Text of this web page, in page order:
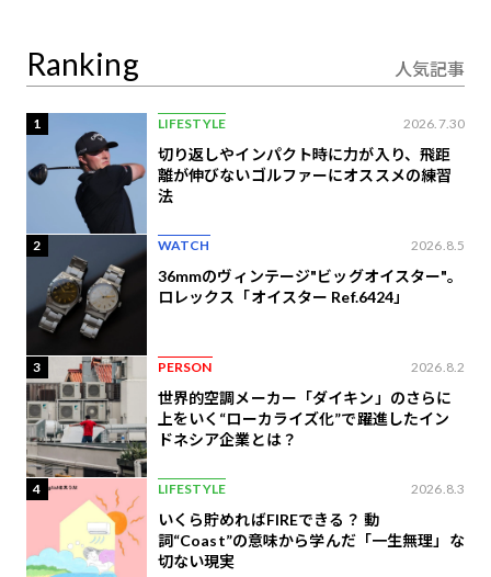
Ranking 人気記事
1 LIFESTYLE 2026.7.30
切り返しやインパクト時に力が入り、飛距
離が伸びないゴルファーにオススメの練習
法
2 WATCH 2026.8.5
36mmのヴィンテージ"ビッグオイスター"。
ロレックス「オイスター Ref.6424」
3 PERSON 2026.8.2
世界的空調メーカー「ダイキン」のさらに
上をいく“ローカライズ化”で躍進したイン
ドネシア企業とは？
4 LIFESTYLE 2026.8.3
いくら貯めればFIREできる？ 動
詞“Coast”の意味から学んだ「一生無理」な
切ない現実